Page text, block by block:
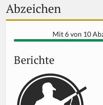
Abzeichen
Mit 6 von 10
Berichte